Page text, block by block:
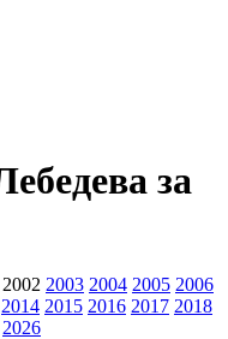
за
2002 2003 2004 2005 2006
2014 2015 2016 2017 2018
2026